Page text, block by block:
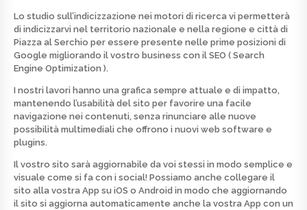
Lo studio sull’indicizzazione nei motori di ricerca vi permetterà
di indicizzarvi nel territorio nazionale e nella regione e città di
Piazza al Serchio per essere presente nelle prime posizioni di
Google migliorando il vostro business con il SEO ( Search
Engine Optimization ).
I nostri lavori hanno una grafica sempre attuale e di impatto,
mantenendo l’usabilità del sito per favorire una facile
navigazione nei contenuti, senza rinunciare alle nuove
possibilità multimediali che offrono i nuovi web software e
plugins.
Il vostro sito sarà aggiornabile da voi stessi in modo semplice e
visuale come si fa con i social! Possiamo anche collegare il
sito alla vostra App su iOS o Android in modo che aggiornando
il sito si aggiorna automaticamente anche la vostra App con un